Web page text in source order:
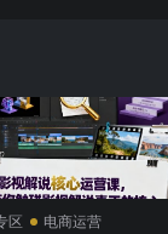
区 电商运营